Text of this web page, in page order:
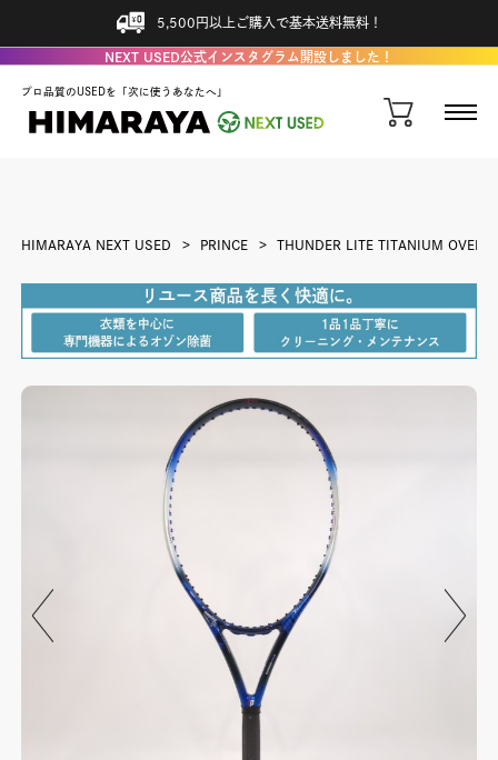
5,500円以上ご購入で基本送料無料！
NEXT USED公式インスタグラム開設しました！
プロ品質のUSEDを「次に使うあなたへ」
HIMARAYA NEXT USED PRINCE THUNDER LITE TITANIUM